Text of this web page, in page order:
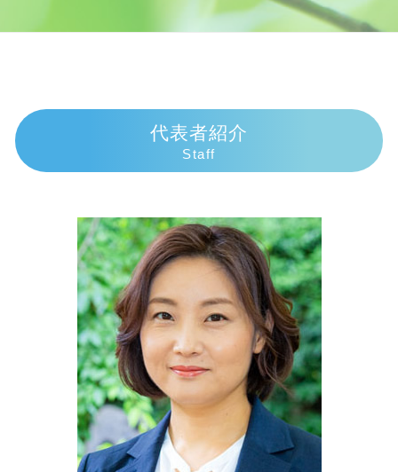
債務整理とは わかりやすく
個人再生 申立後 通帳
債務整理 費用
損害賠償請求権
交通事故 慰謝料通院
交通事故 示談交渉とは
示談交渉の仕方
過失割合 誰が決める
交通事故 過失割合8対2
人身事故 損害賠償
相続放棄 手続き
遺産相続 兄弟 絶縁
法定相続人 孫
相続 子供なし
遺留分侵害額請求権 時効
代襲相続 手続き
代襲相続 遺留分
遺産相続 期限
代襲相続 割合
交通事故 弁護士 三島市
交通事故 弁護士 熱海市
相続 弁護士 御殿場市
相続 弁護士 沼津市
相続 弁護士 熱海市
交通事故 弁護士 伊豆市
債務整理 弁護士 沼津市
交通事故 弁護士 伊東市
債務整理 弁護士 伊豆市
交通事故 弁護士 御殿場市
相続 弁護士 三島市
債務整理 弁護士 富士市
債務整理 弁護士 熱海市
代表者紹介
Staff